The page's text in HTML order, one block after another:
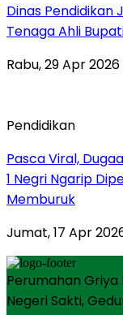
Dinas Pendidikan
Tenaga Ahli
Rabu, 29 Apr 2026
Pendidikan
Pasca Viral,
1 Negri Ngarip
Memburuk
Jumat, 17 Apr
Perumahan Griya
Negeri Sakti,